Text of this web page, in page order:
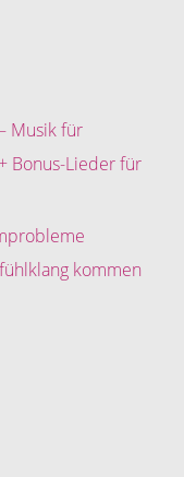
Musik für
Bonus-Lieder für
kommen